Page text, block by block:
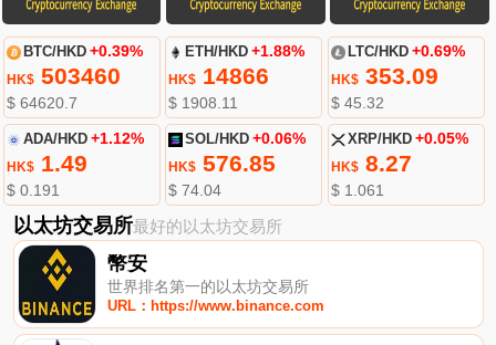
BTC/HKD +0.39%
HK$503460
$ 64620.7
ETH/HKD +1.88%
HK$ 14866
$ 1908.11
LTC/HKD +0.69%
HK$353.09
$ 45.32
ADA/HKD +1.12%
HK$1.49
$ 0.191
SOL/HKD +0.06%
HK$ 576.85
$ 74.04
XRP/HKD +0.05%
HK$8.27
$ 1.061
以太坊交易所最好的以太坊交易所
幣安
世界排名第一的以太坊交易所
URL：https://www.binance.com